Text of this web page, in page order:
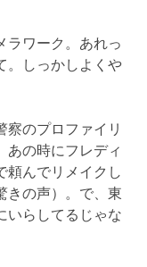
ラワーク。あれっ
。しっかしよくや
察のプロファイリ
あの時にフレディ
頼んでリメイクし
きの声）。で、東
いらしてるじゃな